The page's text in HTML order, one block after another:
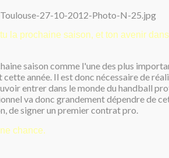
la prochaine saison, et ton avenir
saison comme l'une des plus
année. Il est donc nécessaire de
entrer dans le monde du handball
va donc grandement dépendre de
de signer un premier contrat pro.
chance.